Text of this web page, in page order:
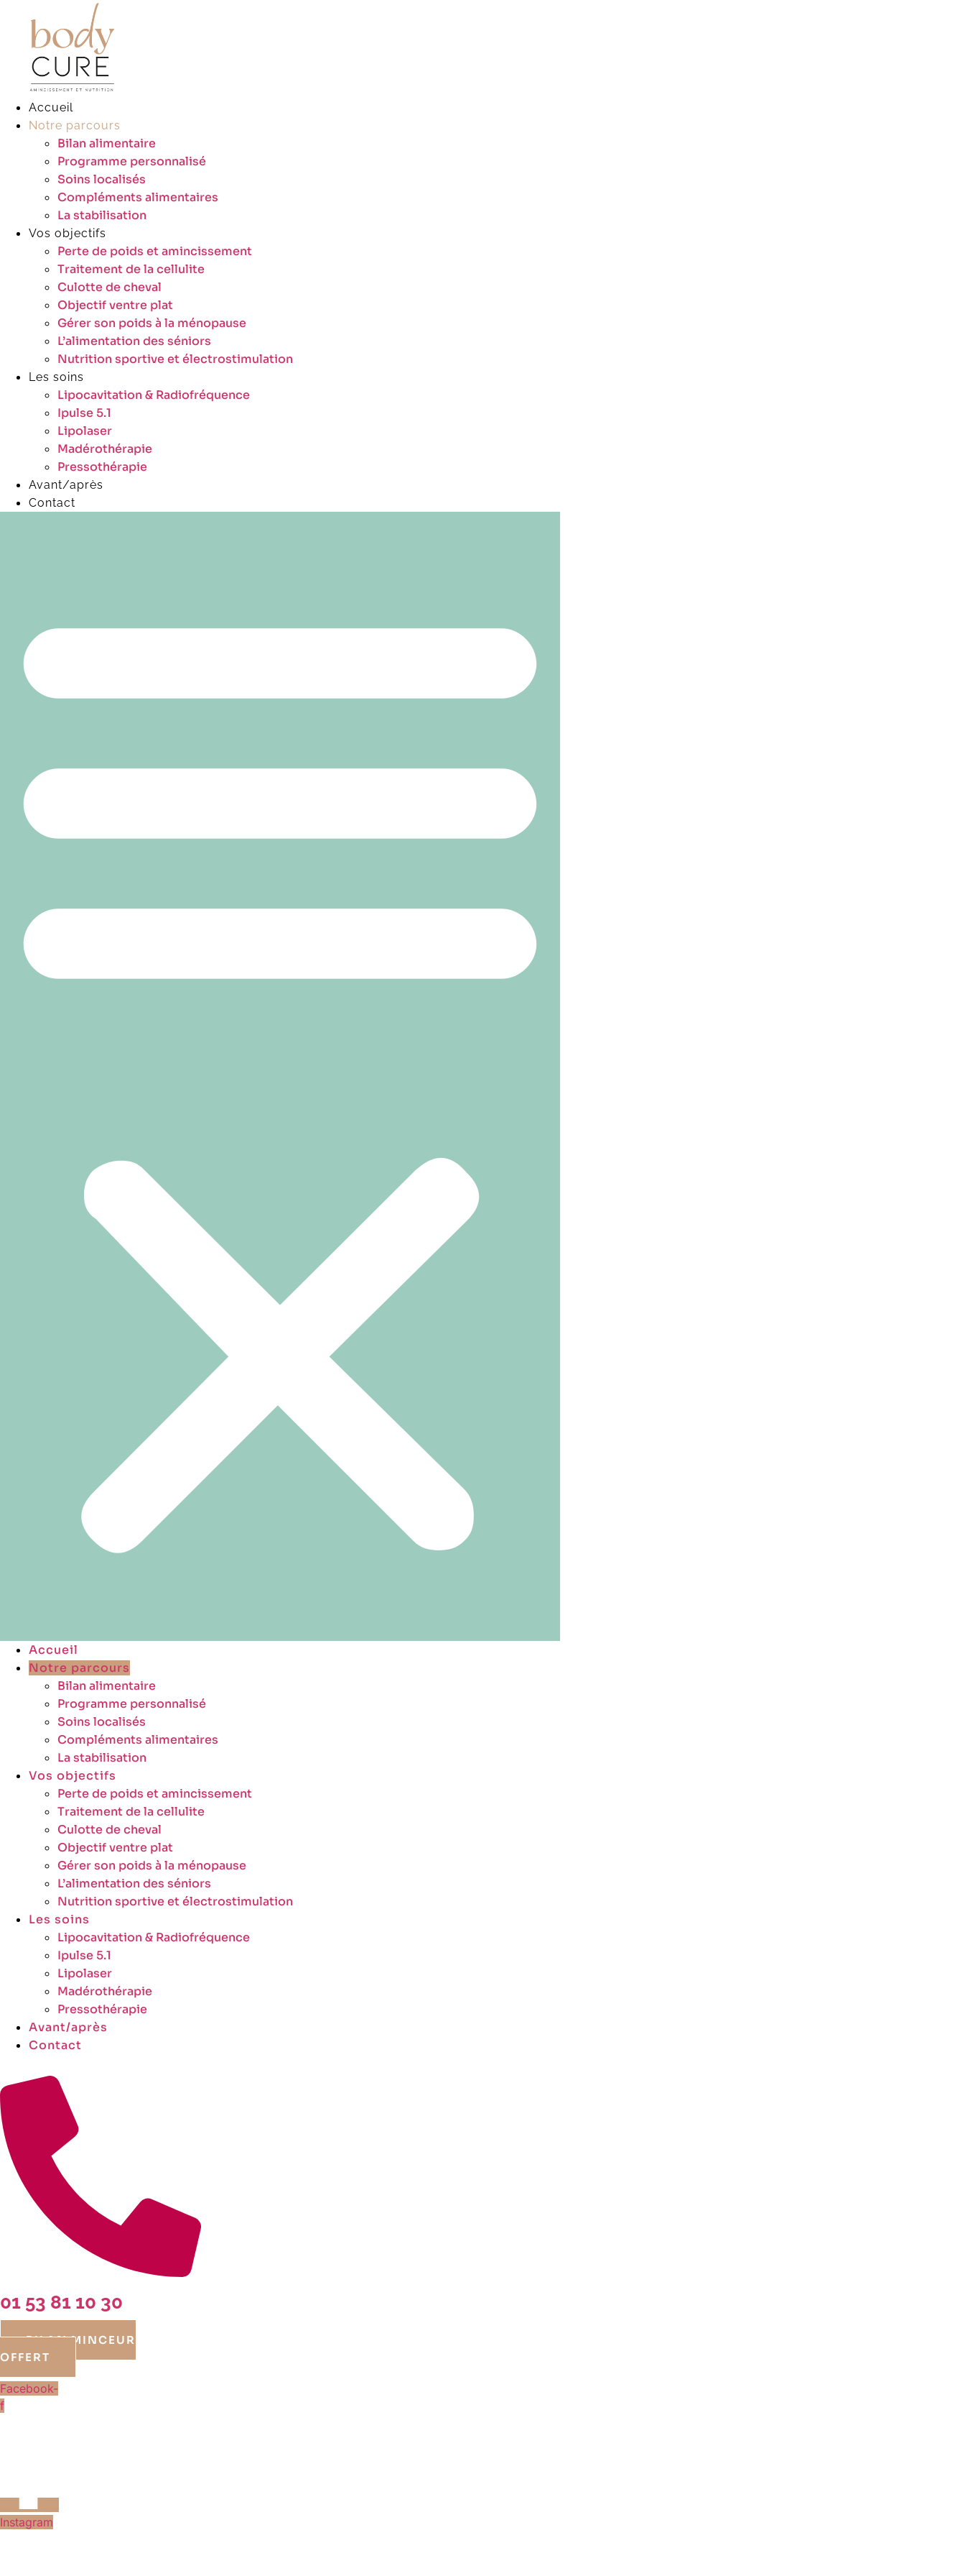
contenu
Accueil
Notre parcours
Bilan alimentaire
Programme personnalisé
Soins localisés
Compléments alimentaires
La stabilisation
Vos objectifs
Perte de poids et amincissement
Traitement de la cellulite
Culotte de cheval
Objectif ventre plat
Gérer son poids à la ménopause
L’alimentation des séniors
Nutrition sportive et électrostimulation
Les soins
Lipocavitation & Radiofréquence
Ipulse 5.1
Lipolaser
Madérothérapie
Pressothérapie
Avant/après
Contact
Accueil
Notre parcours
Bilan alimentaire
Programme personnalisé
Soins localisés
Compléments alimentaires
La stabilisation
Vos objectifs
Perte de poids et amincissement
Traitement de la cellulite
Culotte de cheval
Objectif ventre plat
Gérer son poids à la ménopause
L’alimentation des séniors
Nutrition sportive et électrostimulation
Les soins
Lipocavitation & Radiofréquence
Ipulse 5.1
Lipolaser
Madérothérapie
Pressothérapie
Avant/après
Contact
01 53 81 10 30
BILAN MINCEUR
OFFERT
Facebook-
f
Instagram